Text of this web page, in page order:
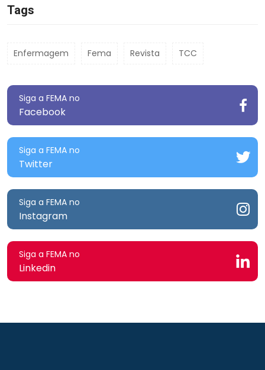
Tags
Enfermagem Fema Revista TCC
Siga a FEMA no
Facebook
Siga a FEMA no
Twitter
Siga a FEMA no
Instagram
Siga a FEMA no
Linkedin